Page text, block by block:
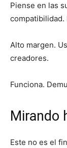
Piense en las
compatibilidad.
Alto margen.
creadores.
Funciona.
Mirando
Este no es el